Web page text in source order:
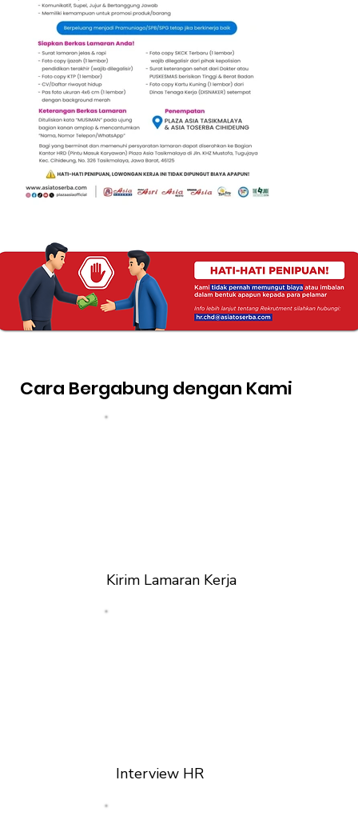
Cara Bergabung dengan Kami
Kirim Lamaran Kerja
Interview HR